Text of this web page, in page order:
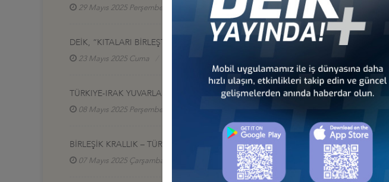
29 Mayıs 2025 Perşembe Türkiye - İspanya İş Konseyi
DEİK, “KITALARI BİRLEŞTİRMEK: TÜRKİYE-DANİMARKA EPC PROJELERİ
23 Mayıs 2025 Cuma
TÜRKIYE-IRAK YUVARLAK MASA TOPLANTISI ANKARA’DA DÜZENLENDİ
08 Mayıs 2025 Perşembe
BİRLEŞİK KRALLIK – TÜRKİYE İŞ FORUMU LONDRA’DA GERÇEKLEŞTİRİLDİ
07 Mayıs 2025 Çarşamba Türkiye - Birleşik Krallık İş Konseyi